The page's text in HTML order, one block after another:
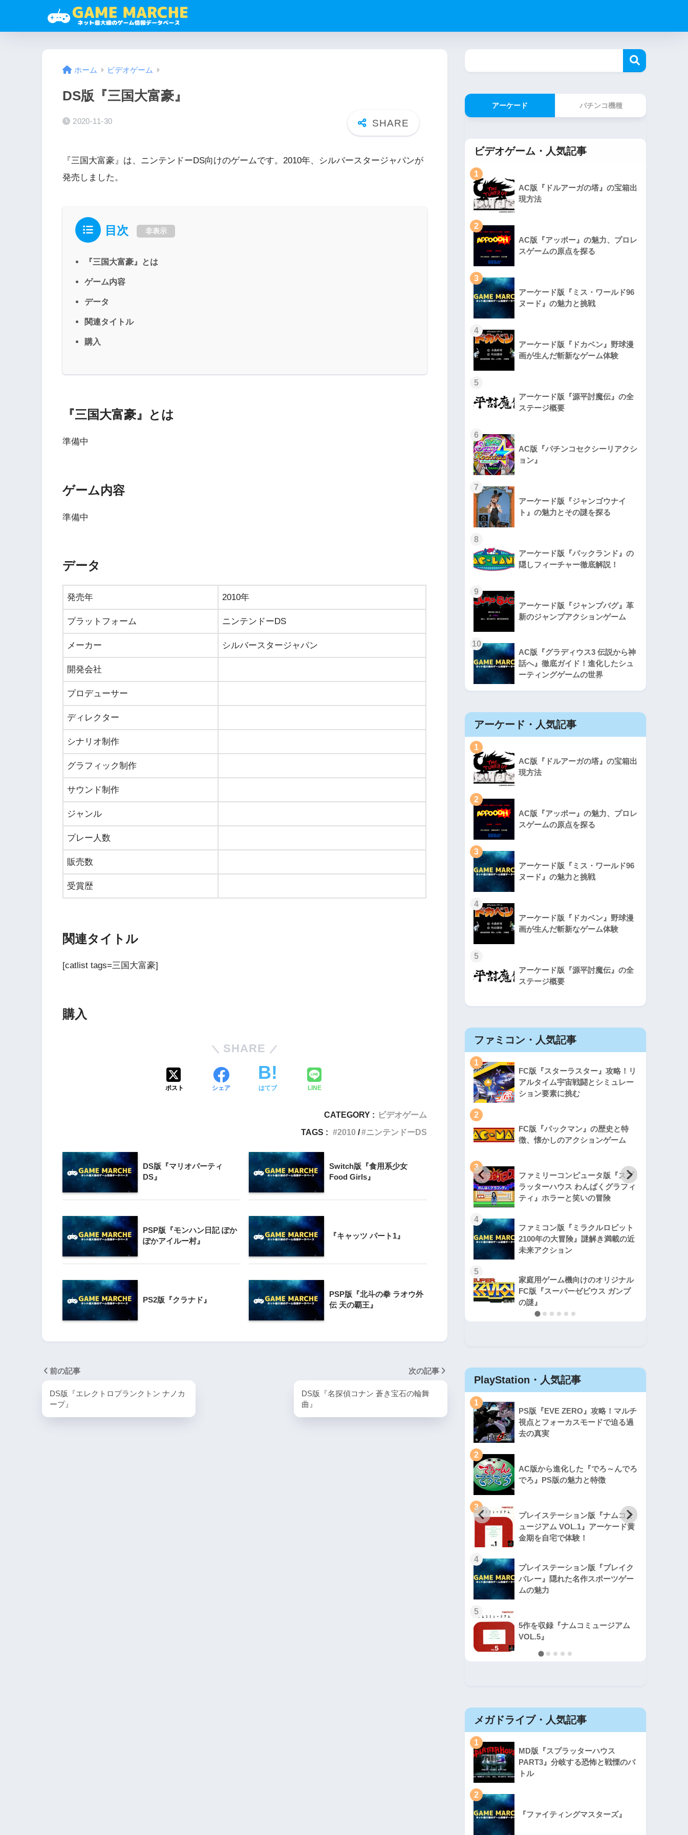
ホーム ビデオゲーム
DS版『三国大富豪』
2020-11-30
『三国大富豪』は、ニンテンドーDS向けのゲームです。2010年、シルバースタージャパンが
発売しました。
目次 非表示
『三国大富豪』とは
ゲーム内容
データ
関連タイトル
購入
『三国大富豪』とは
準備中
ゲーム内容
準備中
データ
発売年 2010年
プラットフォーム ニンテンドーDS
メーカー シルバースタージャパン
開発会社
プロデューサー
ディレクター
シナリオ制作
グラフィック制作
サウンド制作
ジャンル
プレー人数
販売数
受賞歴
関連タイトル
[catlist tags=三国大富豪]
購入
SHARE
ポスト シェア はてブ LINE
CATEGORY : ビデオゲーム
TAGS :
2010 ニンテンドーDS
DS版『マリオパーティ
DS』
Switch版『食用系少女
Food Girls』
PSP版『モンハン日記 ぽか
ぽかアイルー村』
『キャッツ パート1』
PS2版『クラナド』
PSP版『北斗の拳 ラオウ外
伝 天の覇王』
前の記事
DS版『エレクトロプランクトン ナノカ
ープ』
次の記事
DS版『名探偵コナン 蒼き宝石の輪舞
曲』
アーケード パチンコ機種
ビデオゲーム・人気記事
1
AC版『ドルアーガの塔』の宝箱出
現方法
2
AC版『アッポー』の魅力、プロレ
スゲームの原点を探る
3
アーケード版『ミス・ワールド96
ヌード』の魅力と挑戦
4
アーケード版『ドカベン』野球漫
画が生んだ斬新なゲーム体験
5
アーケード版『源平討魔伝』の全
ステージ概要
6
AC版『パチンコセクシーリアクシ
ョン』
7
アーケード版『ジャンゴウナイ
ト』の魅力とその謎を探る
8
アーケード版『パックランド』の
隠しフィーチャー徹底解説！
9
アーケード版『ジャンプバグ』革
新のジャンプアクションゲーム
10
AC版『グラディウス3 伝説から神
話へ』徹底ガイド！進化したシュ
ーティングゲームの世界
アーケード・人気記事
1
AC版『ドルアーガの塔』の宝箱出
現方法
2
AC版『アッポー』の魅力、プロレ
スゲームの原点を探る
3
アーケード版『ミス・ワールド96
ヌード』の魅力と挑戦
4
アーケード版『ドカベン』野球漫
画が生んだ斬新なゲーム体験
5
アーケード版『源平討魔伝』の全
ステージ概要
WiiU版『ズンバ・フィットネス・
ワールドパーティ』
3
Wii版『クレイジークライマー
Wii』直感アクションと障害物突破
の楽しさ
4
『星のカービィ Wii』
Wii版『星のカービィ 20周年スペ
シャルコレクション』
ャ』料理とバトルの融合が魅力の
3
PS4とSwitchで復刻『VS.スター
4
Switch版『ドラゴンボールZ 超武
（パックマンVS.持っている人と
対戦版）』
ファミコン・人気記事
1
FC版『スターラスター』攻略！リ
アルタイム宇宙戦闘とシミュレー
ション要素に挑む
2
FC版『パックマン』の歴史と特
徴、懐かしのアクションゲーム
3
ファミリーコンピュータ版『スプ
ラッターハウス わんぱくグラフィ
ティ』ホラーと笑いの冒険
4
ファミコン版『ミラクルロピット
2100年の大冒険』謎解き満載の近
未来アクション
5
家庭用ゲーム機向けのオリジナル
FC版『スーパーゼビウス ガンプ
の謎』
PS4版『迷宮経営SLG Zombie6tal
PlayStation・人気記事
1
PS版『EVE ZERO』攻略！マルチ
視点とフォーカスモードで迫る過
去の真実
2
AC版から進化した『でろ～んでろ
でろ』PS版の魅力と特徴
3
プレイステーション版『ナムコミ
ュージアム VOL.1』アーケード黄
金期を自宅で体験！
4
プレイステーション版『ブレイク
バレー』隠れた名作スポーツゲー
ムの魅力
5
5作を収録『ナムコミュージアム
VOL.5』
メガドライブ・人気記事
1
MD版『スプラッターハウス
PART3』分岐する恐怖と戦慄のバ
トル
2
『ファイティングマスターズ』